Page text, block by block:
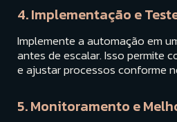
4. Implementação e
Implemente a automação em
antes de escalar. Isso permite
e ajustar processos conforme
5. Monitoramento e